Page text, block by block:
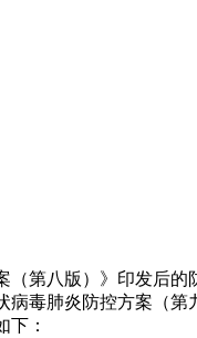
第八版）》印发后
毒肺炎防控方案（
下：